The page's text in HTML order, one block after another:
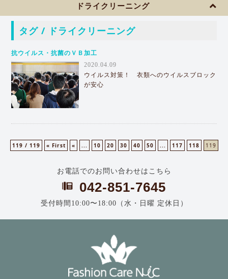
ドライクリーニング
タグ / ドライクリーニング
抗ウイルス・抗菌のＶＢ加工
2020.04.09
ウイルス対策！ 衣類へのウイルスブロック
が安心
119 / 119 « First « ... 10 20 30 40 50 ... 117 118 119
お電話でのお問い合わせはこちら
042-851-7645
受付時間10:00〜18:00（水・日曜 定休日）